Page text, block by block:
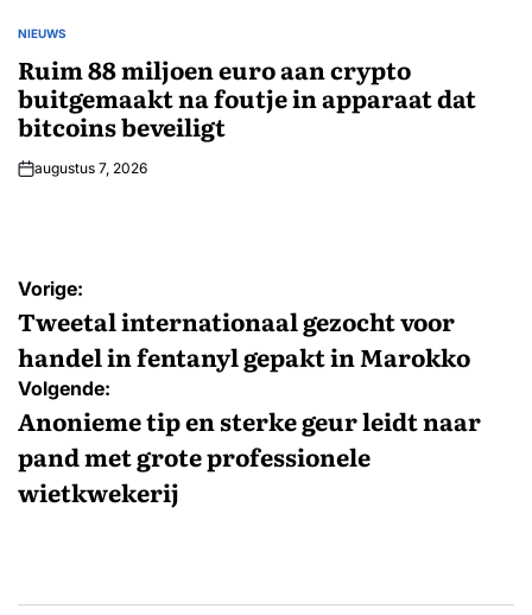
GEPLAATST
NIEUWS
Ruim 88 miljoen euro aan crypto
buitgemaakt na foutje in apparaat dat
bitcoins beveiligt
augustus 7, 2026
Bericht
navigatie
Vorige:
Tweetal internationaal gezocht voor
handel in fentanyl gepakt in Marokko
Volgende:
Anonieme tip en sterke geur leidt naar
pand met grote professionele
wietkwekerij